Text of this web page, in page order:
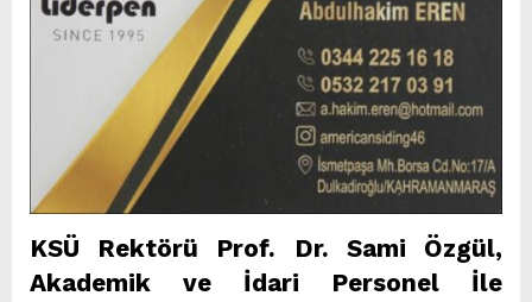
KSÜ Rektörü Prof. Dr. Sami Özgül,
Akademik ve İdari Personel İle